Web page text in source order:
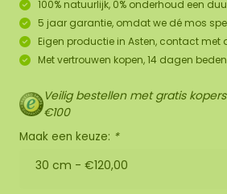
100% natuurlijk, 0% onderhoud een
5 jaar garantie, omdat we dé mos
Eigen productie in Asten, contact met
Met vertrouwen kopen, 14 dagen
Veilig bestellen met gratis
€100
Maak een keuze: *
30 cm - €120,00